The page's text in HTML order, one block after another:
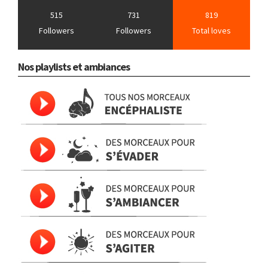
515
Followers
731
Followers
819
Total loves
Nos playlists et ambiances